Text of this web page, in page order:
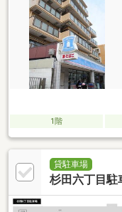
1階
貸駐車場
杉田六丁目駐